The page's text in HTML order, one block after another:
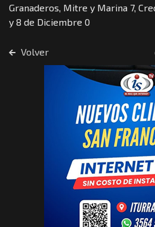
Granaderos, Mitre y Marina 7,
y 8 de Diciembre 0
Volver